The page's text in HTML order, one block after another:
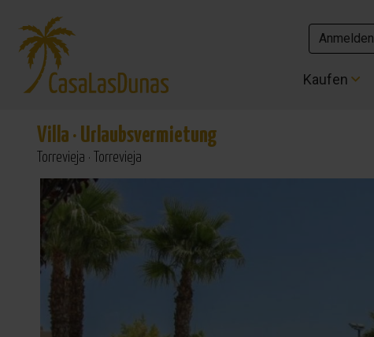
Anmelden
Kaufen
Anmelden
Kaufen
Villa · Urlaubsvermietung
Torrevieja · Torrevieja